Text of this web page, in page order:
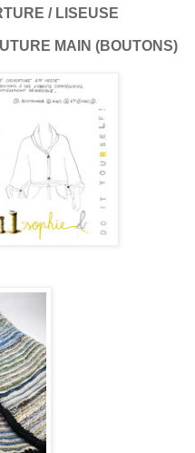
/ LISEUSE
MAIN (BOUTONS)